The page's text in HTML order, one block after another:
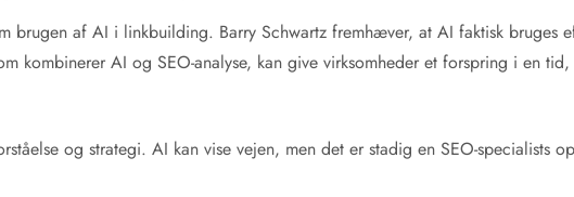
brugen af AI i linkbuilding. Barry Schwartz fremhæver, at AI faktisk bruges
kombinerer AI og SEO-analyse, kan give virksomheder et forspring i en
og strategi. AI kan vise vejen, men det er stadig en SEO-specialists